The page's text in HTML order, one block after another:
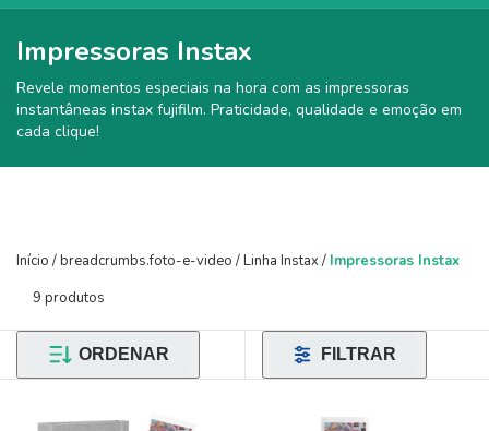
Impressoras Instax
Revele momentos especiais na hora com as impressoras
instantâneas instax fujifilm. Praticidade, qualidade e emoção em
cada clique!
Início /breadcrumbs.foto-e-video /Linha Instax/ Impressoras Instax
9 produtos
ORDENAR FILTRAR